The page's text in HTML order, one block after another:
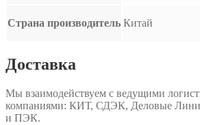
Страна производитель Китай
Доставка
Мы взаимодействуем с ведущими
компаниями: КИТ, СДЭК, Деловые
и ПЭК.